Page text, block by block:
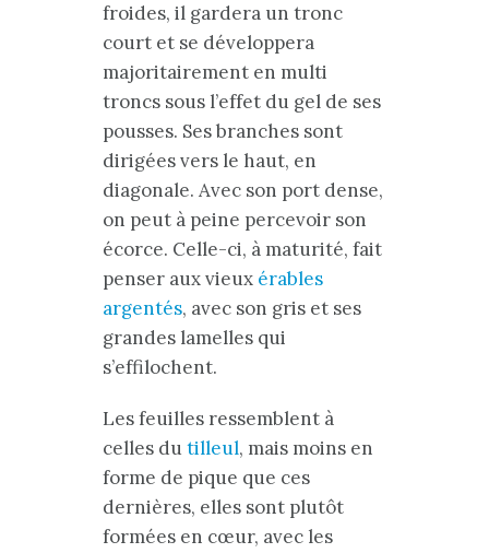
froides, il gardera un tronc
court et se développera
majoritairement en multi
troncs sous l’effet du gel de ses
pousses. Ses branches sont
dirigées vers le haut, en
diagonale. Avec son port dense,
on peut à peine percevoir son
écorce. Celle-ci, à maturité, fait
penser aux vieux érables
argentés, avec son gris et ses
grandes lamelles qui
s’effilochent.
Les feuilles ressemblent à
celles dutilleul, mais moins en
forme de pique que ces
dernières, elles sont plutôt
formées en cœur, avec les